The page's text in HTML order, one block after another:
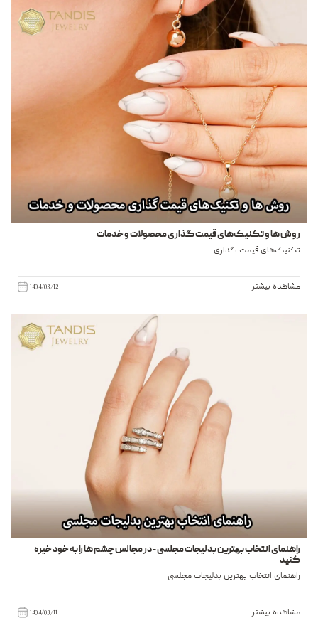
روش ها و تکنیک‌های قیمت گذاری محصولات و خدمات
تکنیک‌های قیمت گذاری
مشاهده بیشتر 1404/03/12
راهنمای انتخاب بهترین بدلیجات مجلسی - در مجالس چشم ها را به خود خیره
کنید
راهنمای انتخاب بهترین بدلیجات مجلسی
مشاهده بیشتر 1404/03/11